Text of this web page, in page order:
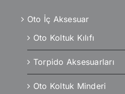
Oto İç Aksesuar
Oto Koltuk Kılıfı
Torpido Aksesuarları
Oto Koltuk Minderi